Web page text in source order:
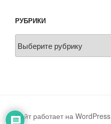
РУБРИКИ
Сайт работает на WordPress